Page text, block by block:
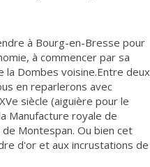
à Bourg-en-Bresse pour
à commencer par sa
la Dombes voisine.Entre deux
en reparlerons avec
siècle (aiguière pour le
Manufacture royale de
Montespan. Ou bien cet
d'or et aux incrustations de